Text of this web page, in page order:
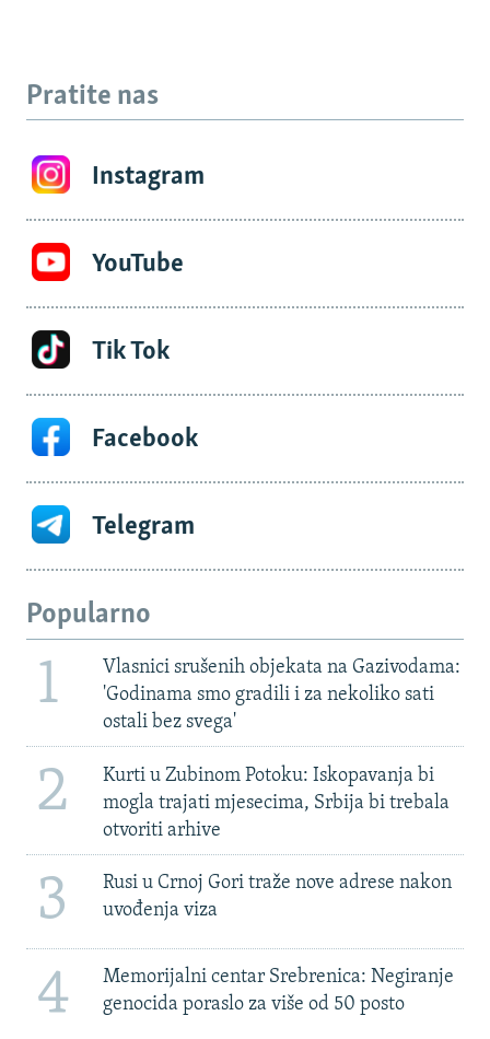
Pratite nas
Instagram
YouTube
Tik Tok
Facebook
Telegram
Popularno
1
Vlasnici srušenih objekata na Gazivodama:
'Godinama smo gradili i za nekoliko sati
ostali bez svega'
2
Kurti u Zubinom Potoku: Iskopavanja bi
mogla trajati mjesecima, Srbija bi trebala
otvoriti arhive
3
Rusi u Crnoj Gori traže nove adrese nakon
uvođenja viza
4
Memorijalni centar Srebrenica: Negiranje
genocida poraslo za više od 50 posto